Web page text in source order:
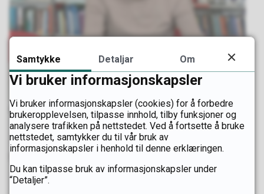
Mostphotos
Samtykke Detaljar Om
Vi bruker informasjonskapsler
Vi bruker informasjonskapsler (cookies) for å forbedre
brukeropplevelsen, tilpasse innhold, tilby funksjoner og
analysere trafikken på nettstedet. Ved å fortsette å bruke
nettstedet, samtykker du til vår bruk av
informasjonskapsler i henhold til denne erklæringen.
Du kan tilpasse bruk av informasjonskapsler under
“Detaljer”.